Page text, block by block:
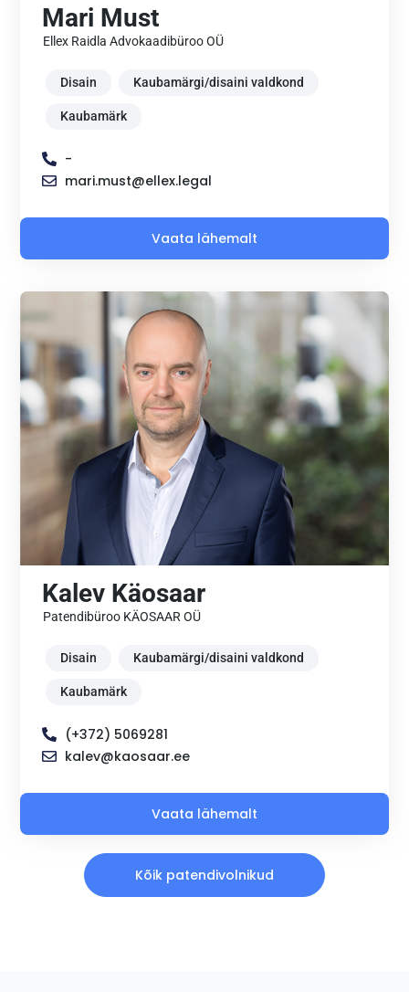
Mari Must
Ellex Raidla Advokaadibüroo OÜ
Disain Kaubamärgi/disaini valdkond
Kaubamärk
-
mari.must@ellex.legal
Vaata lähemalt
Kalev Käosaar
Patendibüroo KÄOSAAR OÜ
Disain Kaubamärgi/disaini valdkond
Kaubamärk
(+372) 5069281
kalev@kaosaar.ee
Vaata lähemalt
Kõik patendivolnikud